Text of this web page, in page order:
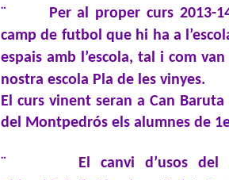
¨
Per al proper curs 2013-
camp de futbol que hi ha a
espais amb l’escola, tal i com
nostra escola Pla de les vinyes.
El curs vinent seran a Can Baruta
del Montpedrós els alumnes de
¨
El canvi d’usos del